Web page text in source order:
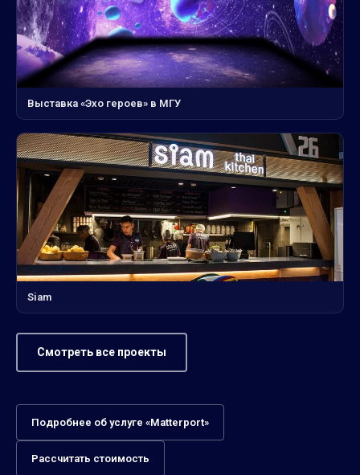
Выставка «Эхо героев» в МГУ
Siam
Смотреть все проекты
Подробнее об услуге «Matterport»
Рассчитать стоимость